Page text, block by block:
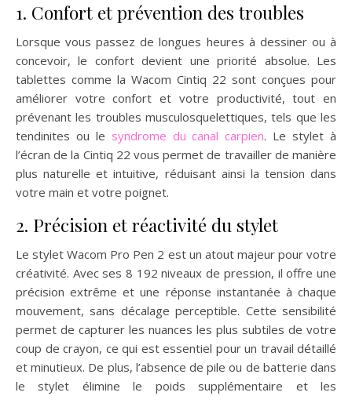
1. Confort et prévention des troubles
Lorsque vous passez de longues heures à dessiner ou à
concevoir, le confort devient une priorité absolue. Les
tablettes comme la Wacom Cintiq 22 sont conçues pour
améliorer votre confort et votre productivité, tout en
prévenant les troubles musculosquelettiques, tels que les
tendinites ou le syndrome du canal carpien. Le stylet à
l’écran de la Cintiq 22 vous permet de travailler de manière
plus naturelle et intuitive, réduisant ainsi la tension dans
votre main et votre poignet.
2. Précision et réactivité du stylet
Le stylet Wacom Pro Pen 2 est un atout majeur pour votre
créativité. Avec ses 8 192 niveaux de pression, il offre une
précision extrême et une réponse instantanée à chaque
mouvement, sans décalage perceptible. Cette sensibilité
permet de capturer les nuances les plus subtiles de votre
coup de crayon, ce qui est essentiel pour un travail détaillé
et minutieux. De plus, l’absence de pile ou de batterie dans
le stylet élimine le poids supplémentaire et les